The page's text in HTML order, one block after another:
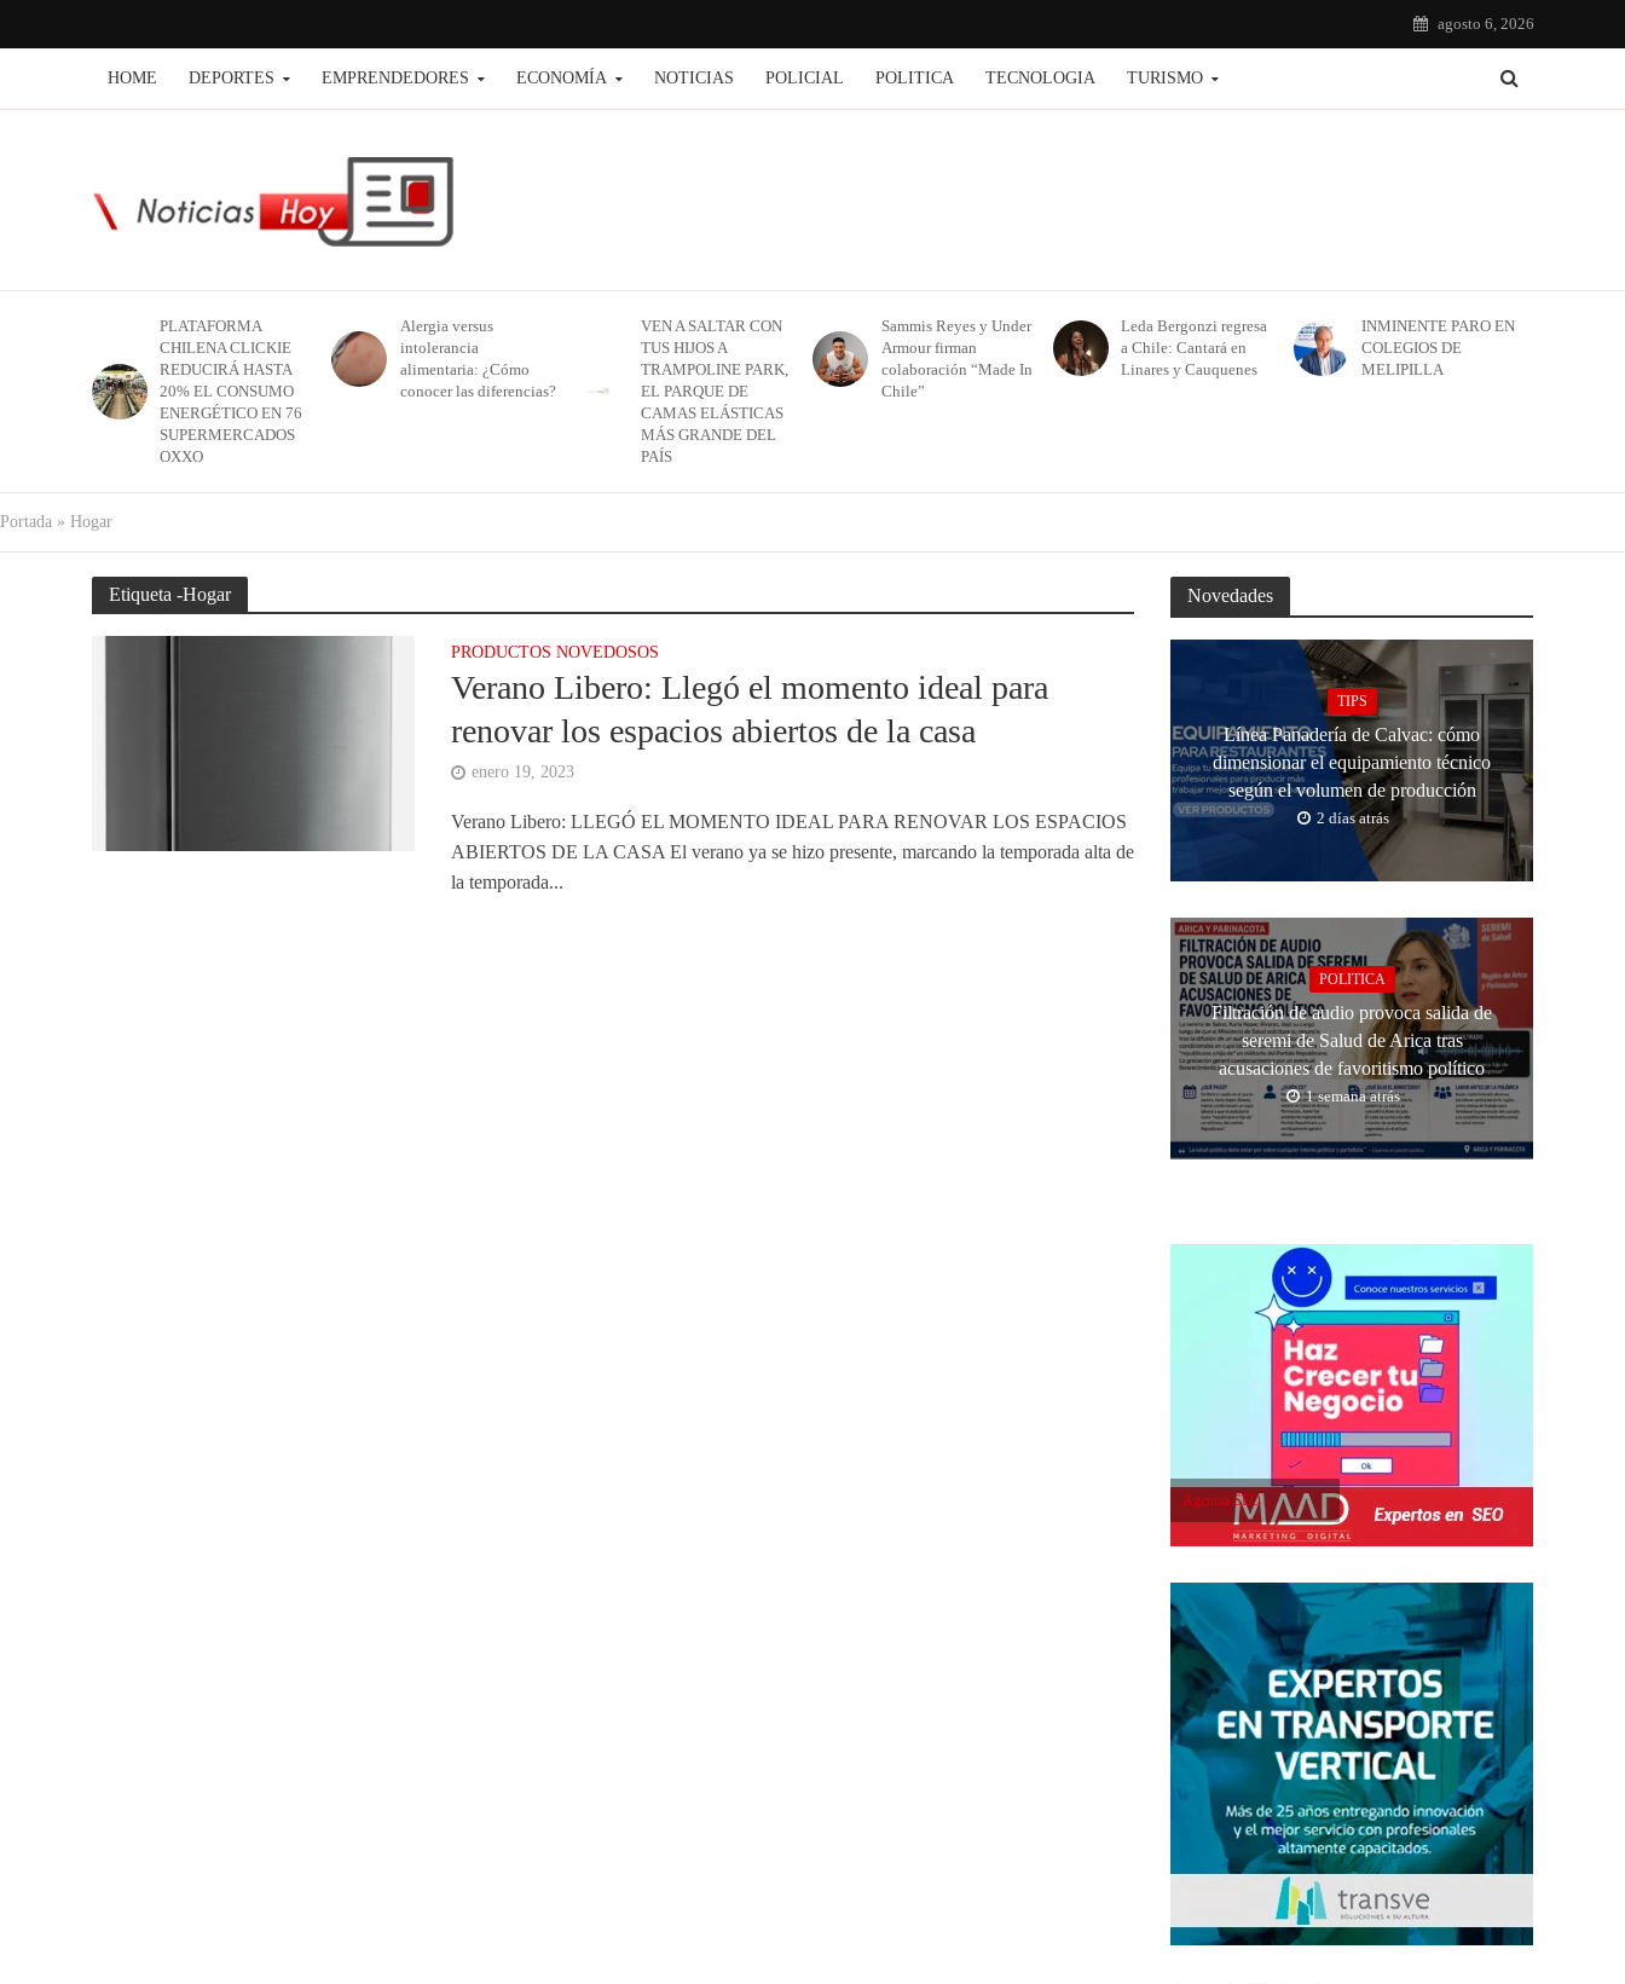
agosto 6, 2026
HOME DEPORTES EMPRENDEDORES ECONOMÍA NOTICIAS POLICIAL POLITICA TECNOLOGIA TURISMO
PLATAFORMA
CHILENA CLICKIE
REDUCIRÁ HASTA
20% EL CONSUMO
ENERGÉTICO EN 76
SUPERMERCADOS
OXXO
Alergia versus
intolerancia
alimentaria: ¿Cómo
conocer las diferencias?
VEN A SALTAR CON
TUS HIJOS A
TRAMPOLINE PARK,
EL PARQUE DE
CAMAS ELÁSTICAS
MÁS GRANDE DEL
PAÍS
Sammis Reyes y Under
Armour firman
colaboración “Made In
Chile”
Leda Bergonzi regresa
a Chile: Cantará en
Linares y Cauquenes
INMINENTE PARO EN
COLEGIOS DE
MELIPILLA
Portada » Hogar
Etiqueta -Hogar
PRODUCTOS NOVEDOSOS
Verano Libero: Llegó el momento ideal para
renovar los espacios abiertos de la casa
enero 19, 2023
Verano Libero: LLEGÓ EL MOMENTO IDEAL PARA RENOVAR LOS ESPACIOS
ABIERTOS DE LA CASA El verano ya se hizo presente, marcando la temporada alta de
la temporada...
Novedades
TIPS
Línea Panadería de Calvac: cómo
dimensionar el equipamiento técnico
según el volumen de producción
2 días atrás
POLITICA
Filtración de audio provoca salida de
seremi de Salud de Arica tras
acusaciones de favoritismo político
1 semana atrás
Agencia SEO